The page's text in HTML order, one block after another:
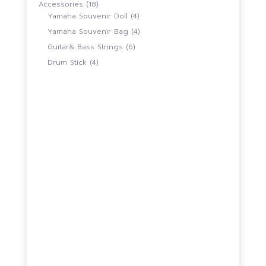
Accessories 1818
สินค้า
Yamaha Souvenir Doll 44
สินค้า
Yamaha Souvenir Bag 44
Guitar& Bass Strings 66
Drum Stick 44